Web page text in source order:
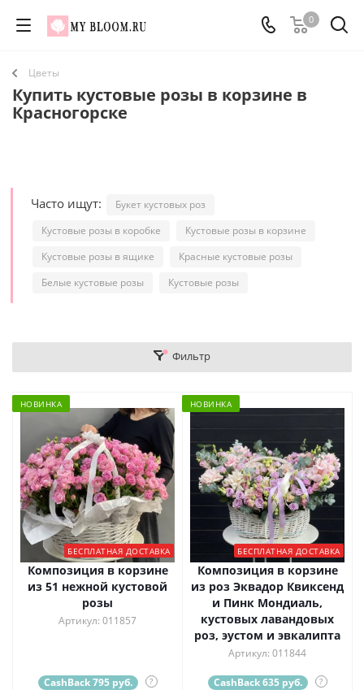
0
Цветы
Купить кустовые розы в корзине в
Красногорске
Часто ищут:
Букет кустовых роз
Кустовые розы в коробке
Кустовые розы в корзине
Кустовые розы в ящике
Красные кустовые розы
Белые кустовые розы
Кустовые розы
Фильтр
НОВИНКА
БЕСПЛАТНАЯ ДОСТАВКА
Композиция в корзине
из 51 нежной кустовой
розы
Артикул: 011857
CashBack 795 руб. ?
НОВИНКА
БЕСПЛАТНАЯ ДОСТАВКА
Композиция в корзине
из роз Эквадор Квиксенд
и Пинк Мондиаль,
кустовых лавандовых
роз, эустом и эвкалипта
Артикул: 011844
CashBack 635 руб. ?